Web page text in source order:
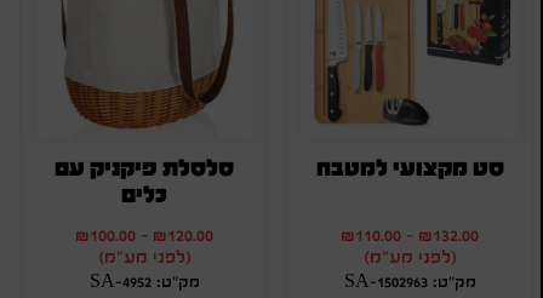
סט מקצועי למטבח
₪132.00
-
₪110.00
(לפני מע"מ)
מק"ט: SA-1502963
סלסלת פיקניק עם
כלים
₪120.00
-
₪100.00
(לפני מע"מ)
מק"ט: SA-4952